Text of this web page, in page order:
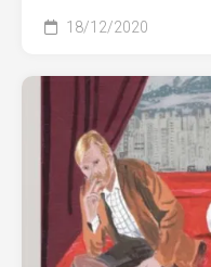
18/12/2020